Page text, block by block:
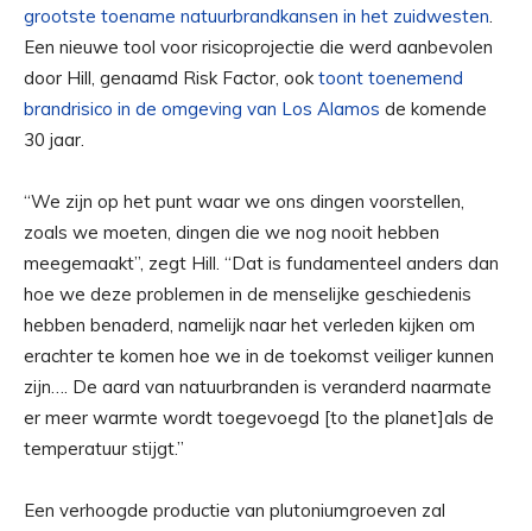
grootste toename natuurbrandkansen in het zuidwesten.
Een nieuwe tool voor risicoprojectie die werd aanbevolen
door Hill, genaamd Risk Factor, ooktoont toenemend
brandrisico in de omgeving van Los Alamos de komende
30 jaar.
“We zijn op het punt waar we ons dingen voorstellen,
zoals we moeten, dingen die we nog nooit hebben
meegemaakt”, zegt Hill. “Dat is fundamenteel anders dan
hoe we deze problemen in de menselijke geschiedenis
hebben benaderd, namelijk naar het verleden kijken om
erachter te komen hoe we in de toekomst veiliger kunnen
zijn…. De aard van natuurbranden is veranderd naarmate
er meer warmte wordt toegevoegd [to the planet]als de
temperatuur stijgt.”
Een verhoogde productie van plutoniumgroeven zal